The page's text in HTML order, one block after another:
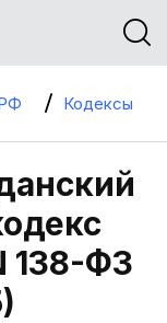
Кодексы
138-ФЗ